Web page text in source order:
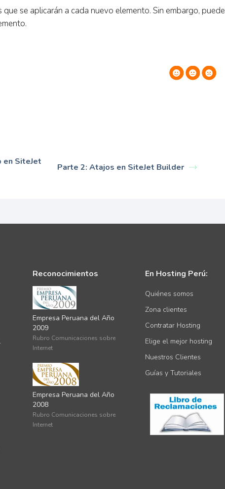
se aplicarán a cada nuevo elemento. Sin embargo, puede
en SiteJet
Parte 2: Atajos en SiteJet Builder
Reconocimientos
Empresa Peruana del Año
2009
Rubro Comunicaciones sobre
Internet
Empresa Peruana del Año
2008
Rubro Comunicaciones sobre
Internet
En Hosting Perú:
Quiénes somos
Zona clientes
Contratar Hosting
Elige el mejor hosting
Nuestros Clientes
Guías y Tutoriales